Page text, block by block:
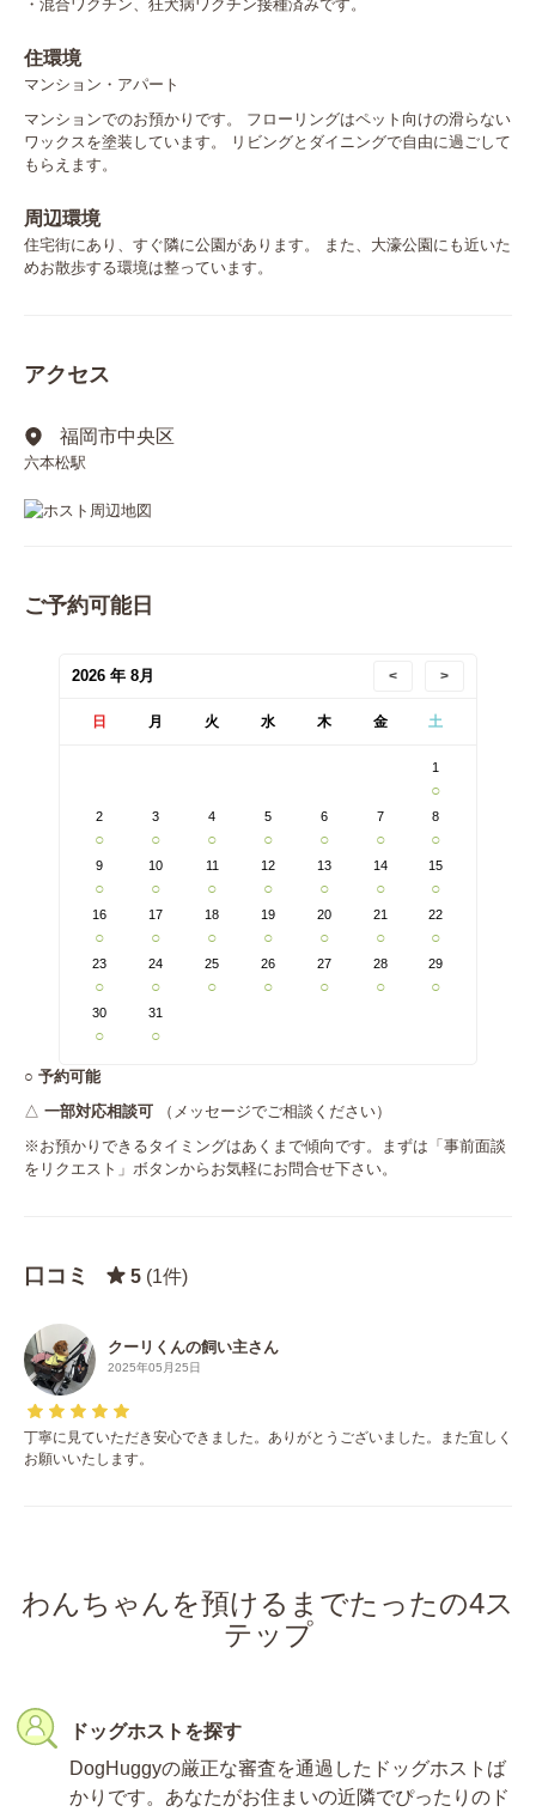
・混合ワクチン、狂犬病ワクチン接種済みです。
住環境
マンション・アパート
マンションでのお預かりです。 フローリングはペット向けの滑らない
ワックスを塗装しています。 リビングとダイニングで自由に過ごして
もらえます。
周辺環境
住宅街にあり、すぐ隣に公園があります。 また、大濠公園にも近いた
めお散歩する環境は整っています。
アクセス
福岡市中央区
六本松駅
ご予約可能日
2026 年 8月 < >
日 月 火 水 木 金 土
1
○
2
○
3
○
4
○
5
○
6
○
7
○
8
○
9
○
10
○
11
○
12
○
13
○
14
○
15
○
16
○
17
○
18
○
19
○
20
○
21
○
22
○
23
○
24
○
25
○
26
○
27
○
28
○
29
○
30
○
31
○
○ 予約可能
△ 一部対応相談可
（メッセージでご相談ください）
※お預かりできるタイミングはあくまで傾向です。まずは「事前面談
をリクエスト」ボタンからお気軽にお問合せ下さい。
口コミ 5 (1件)
クーリくんの飼い主さん
2025年05月25日
丁寧に見ていただき安心できました。ありがとうございました。また宜しく
お願いいたします。
わんちゃんを預けるまでたったの4ス
テップ
ドッグホストを探す
DogHuggyの厳正な審査を通過したドッグホストば
かりです。あなたがお住まいの近隣でぴったりのド